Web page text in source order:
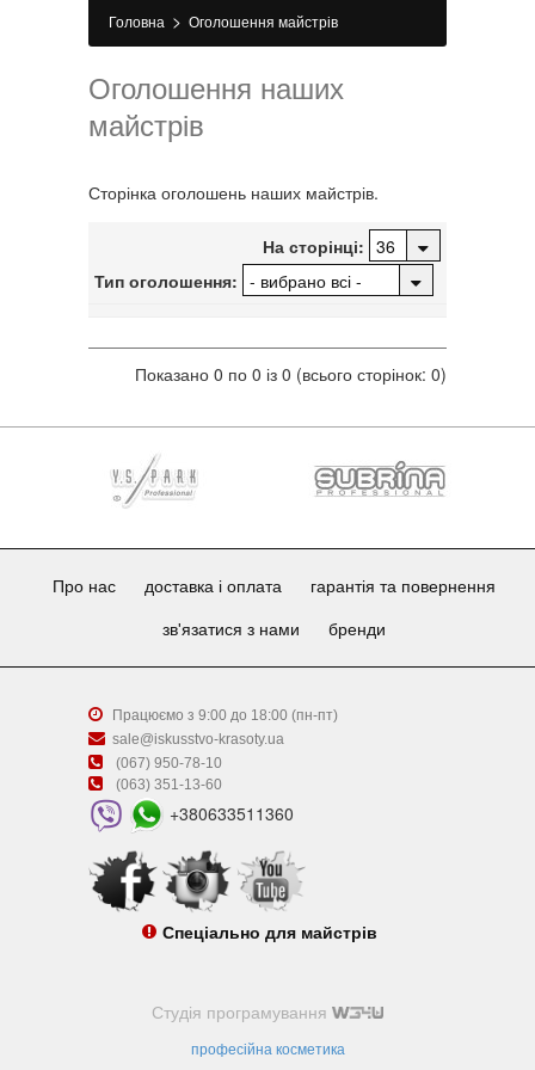
Головна > Оголошення майстрів
Оголошення наших
майстрів
Сторінка оголошень наших майстрів.
На сторінці:
Тип оголошення:
Показано 0 по 0 із 0 (всього сторінок: 0)
Про нас доставка і оплата гарантія та повернення
зв'язатися з нами бренди
Працюємо з 9:00 до 18:00 (пн-пт)
sale@iskusstvo-krasoty.ua
(067) 950-78-10
(063) 351-13-60
+380633511360
Спеціально для майстрів
Студія програмування
професійна косметика